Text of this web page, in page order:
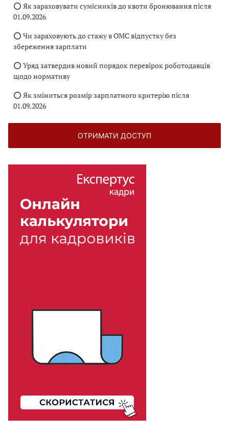
⭕️ Як зараховувати сумісників до квоти бронювання після
01.09.2026
⭕️ Чи зараховують до стажу в ОМС відпустку без
збереження зарплати
⭕️ Уряд затвердив новий порядок перевірок роботодавців
щодо нормативу
⭕️ Як зміниться розмір зарплатного критерію після
01.09.2026
ОТРИМАТИ ДОСТУП